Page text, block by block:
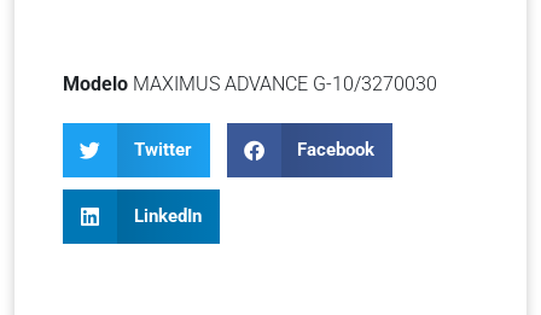
Modelo MAXIMUS ADVANCE G-10/3270030
Twitter Facebook
LinkedIn